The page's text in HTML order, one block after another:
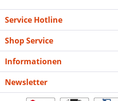
Service Hotline
Shop Service
Informationen
Newsletter